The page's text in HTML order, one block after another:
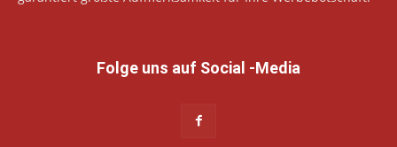
Folge uns auf Social -Media